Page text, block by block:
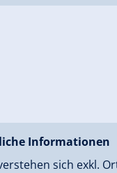
Informationen
sich exkl.